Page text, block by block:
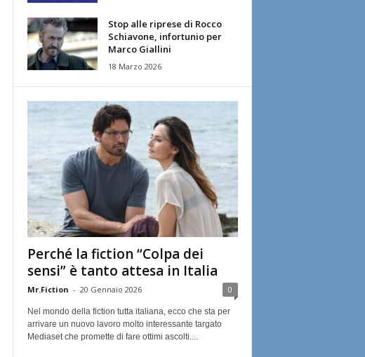
Stop alle riprese di Rocco
Schiavone, infortunio per
Marco Giallini
18 Marzo 2026
Perché la fiction “Colpa dei
sensi” è tanto attesa in Italia
Mr.Fiction - 20 Gennaio 2026 0
Nel mondo della fiction tutta italiana, ecco che sta per
arrivare un nuovo lavoro molto interessante targato
Mediaset che promette di fare ottimi ascolti....